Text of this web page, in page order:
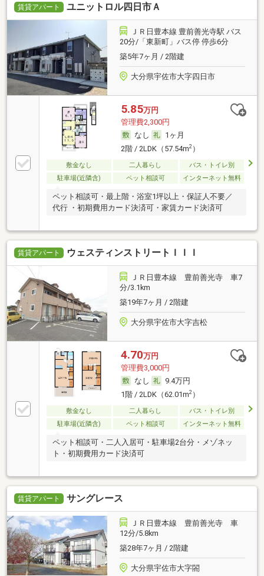
賃貸アパート ユニットロル四日市Ａ
ＪＲ日豊本線 豊前善光寺駅 バス
20分/「東新町」バス停 停歩6分
築5年7ヶ月 / 2階建
大分県宇佐市大字四日市
5.85万円
管理費2,300円
なし
1ヶ月
2階 / 2LDK（57.54m2）
敷金なし 二人暮らし
バス・トイレ別
駐車場(近隣含)
ペット相談可 インターネット無料
ペット相談可・最上階・浴室1坪以上・保証人不要／
代行 ・初期費用カード決済可・家賃カード決済可
賃貸アパート ウェスティンストリートＩＩＩ
ＪＲ日豊本線 豊前善光寺 車7
分/3.1km
築19年7ヶ月 / 2階建
大分県宇佐市大字吉松
4.70万円
管理費3,000円
なし
9.4万円
1階 / 2LDK（62.01m2）
敷金なし 二人暮らし
バス・トイレ別
駐車場(近隣含)
ペット相談可 インターネット無料
ペット相談可・二人入居可・駐車場2台分・メゾネッ
ト・初期費用カード決済可
賃貸アパート サングレース
ＪＲ日豊本線 豊前善光寺 車
12分/5.8km
築28年7ヶ月 / 2階建
大分県宇佐市大字閤